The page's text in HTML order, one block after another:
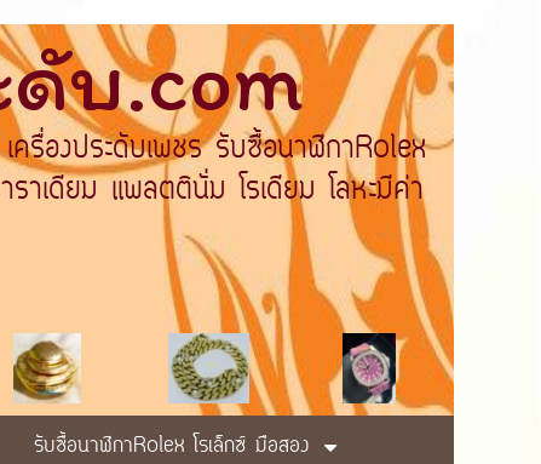
ดับ.com
ครื่องประดับเพชร รับซื้อนาฬิกาRolex
าเดียม แพลตตินั่ม โรเดียม โลหะมีค่า
รับซื้อนาฬิกาRolex โรเล็กซ์ มือสอง